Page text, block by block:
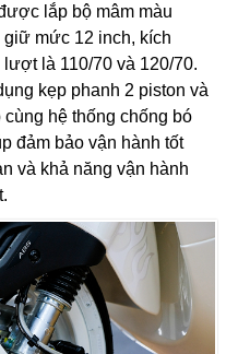
lắp bộ mâm màu
mức 12 inch, kích
là 110/70 và 120/70.
kẹp phanh 2 piston và
hệ thống chống bó
đảm bảo vận hành tốt
và khả năng vận hành